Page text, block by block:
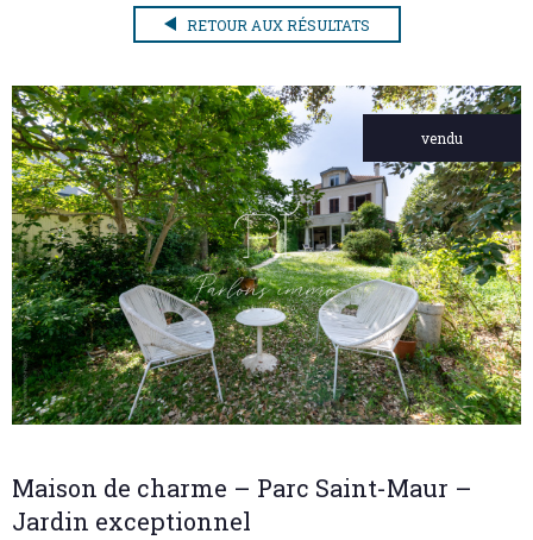
RETOUR AUX RÉSULTATS
vendu
Maison de charme – Parc Saint-Maur –
Jardin exceptionnel